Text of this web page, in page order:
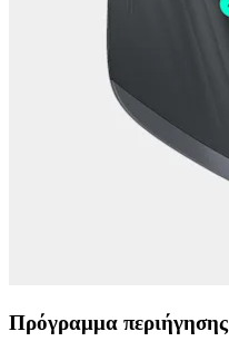
Πρόγραμμα περιήγησης